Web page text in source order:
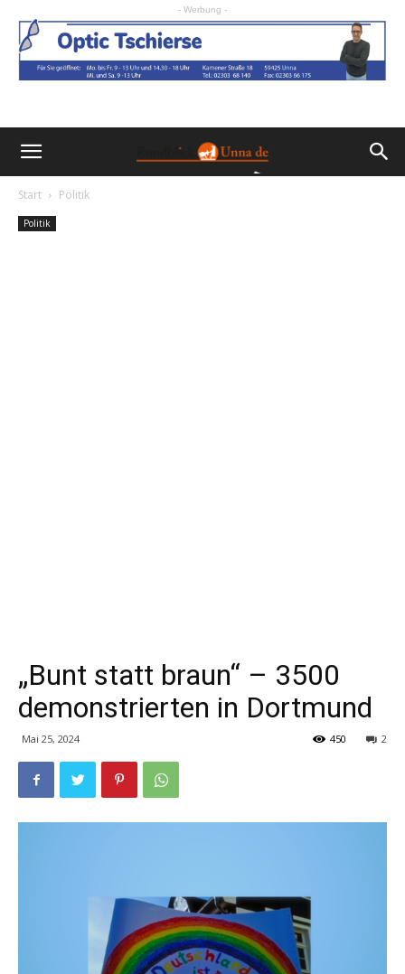
- Werbung -
Start Politik
Politik
„Bunt statt braun“ – 3500
demonstrierten in Dortmund
Mai 25, 2024 2
450